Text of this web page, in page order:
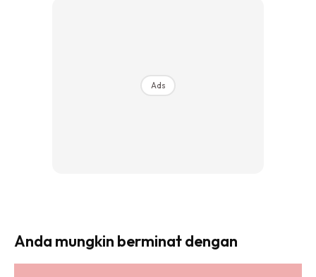
Ads
Anda mungkin berminat dengan